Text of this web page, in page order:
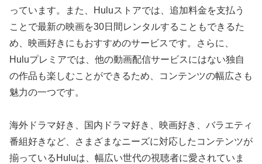
っています。また、Huluストアでは、追加料金を支払う
ことで最新の映画を30日間レンタルすることもできるた
め、映画好きにもおすすめのサービスです。さらに、
Huluプレミアでは、他の動画配信サービスにはない独自
の作品も楽しむことができるため、コンテンツの幅広さも
魅力の一つです。
海外ドラマ好き、国内ドラマ好き、映画好き、バラエティ
番組好きなど、さまざまなニーズに対応したコンテンツが
揃っているHuluは、幅広い世代の視聴者に愛されていま